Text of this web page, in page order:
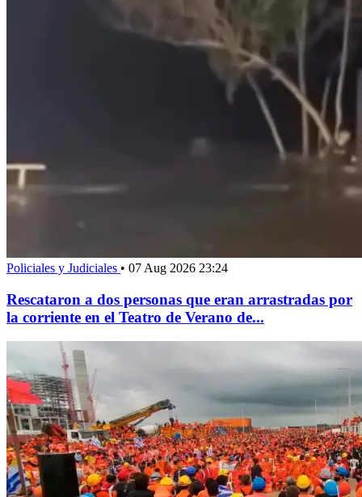
Policiales y Judiciales • 07 Aug 2026 23:24
Rescataron a dos personas que eran arrastradas por
la corriente en el Teatro de Verano de...